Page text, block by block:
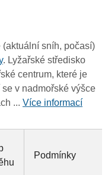
sníh, počasí)
. Lyžařské středisko
centrum, které je
v nadmořské výšce
... Více informací
Podmínky